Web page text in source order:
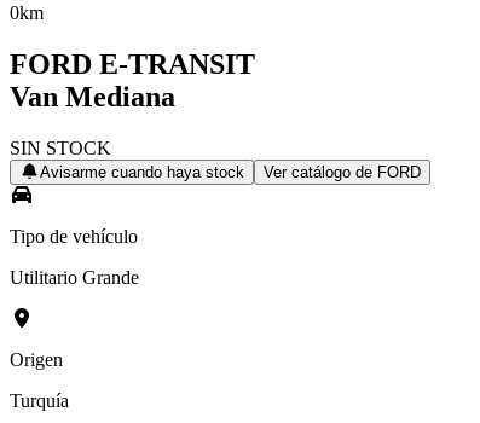
0km
FORD E-TRANSIT
Van Mediana
SIN STOCK
Avisarme cuando haya stock Ver catálogo de FORD
Tipo de vehículo
Utilitario Grande
Origen
Turquía